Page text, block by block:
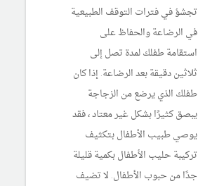
تجشؤ في فترات التوقف الطبيعية
في الرضاعة والحفاظ على
استقامة طفلك لمدة تصل إلى
ثلاثين دقيقة بعد الرضاعة. إذا كان
طفلك الذي يرضع من الزجاجة
يبصق كثيرًا بشكل غير معتاد ، فقد
يوصي طبيب الأطفال بتكثيف
تركيبة حليب الأطفال بكمية قليلة
جدًا من حبوب الأطفال. لا تضيف